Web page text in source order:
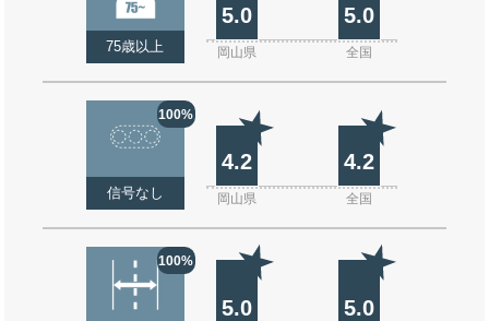
75歳以上
5.0 5.0
岡山県 全国
100%
信号なし
4.2 4.2
岡山県 全国
100%
5.0 5.0